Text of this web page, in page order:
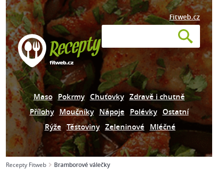
Fitweb.cz
Maso Pokrmy Chuťovky Zdravě i chutně
Přílohy Moučníky Nápoje Polévky Ostatní
Rýže Těstoviny Zeleninové Mléčné
Recepty Fitweb Bramborové válečky